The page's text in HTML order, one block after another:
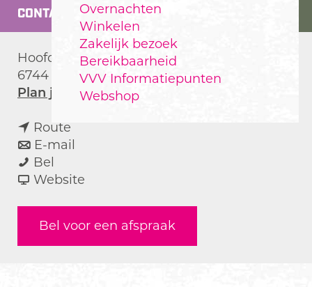
Overnachten
Winkelen
Zakelijk bezoek
Bereikbaarheid
VVV Informatiepunten
Webshop
CONTACT
Hoofdweg 101
6744 WH Ederveen
Plan je routen
a
l
Route
a
r
p
s
E-mail
a
a
p
Bel
a
a
l
Website
K
a
Bel voor een afspraak